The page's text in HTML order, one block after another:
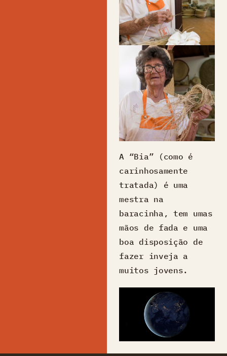
A “Bia” (como é
carinhosamente
tratada) é uma
mestra na
baracinha, tem umas
mãos de fada e uma
boa disposição de
fazer inveja a
muitos jovens.